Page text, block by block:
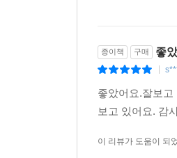
종이책 구매 좋
좋았어요.잘보
보고 있어요. 감
이 리뷰가 도움이 되